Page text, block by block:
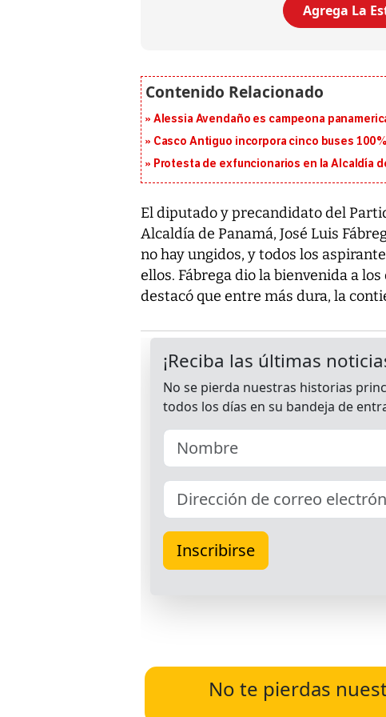
Agrega La
Alessia Avendaño es campeona
Casco Antiguo incorpora cinco buses
Protesta de exfuncionarios en la Alcaldía
El diputado y precandidato del
Alcaldía de Panamá, José Luis
no hay ungidos, y todos los
ellos. Fábrega dio la bienvenida a
destacó que entre más dura, la
No te pierdas